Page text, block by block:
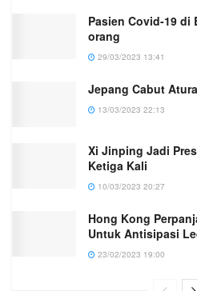
Pasien Covid-19 di
orang
29/03/2023 13:41
Jepang Cabut
13/03/2023 22:13
Xi Jinping Jadi
Ketiga Kali
10/03/2023 20:27
Hong Kong
Untuk Antisipasi
23/02/2023 19:00